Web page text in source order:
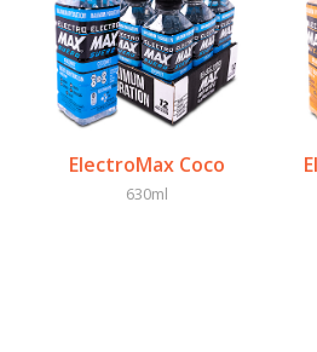
ElectroMax Coco
630ml